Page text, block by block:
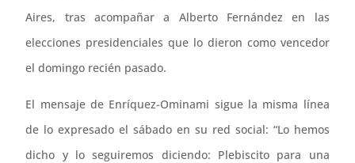
Aires, tras acompañar a Alberto Fernández en las
elecciones presidenciales que lo dieron como vencedor
el domingo recién pasado.
El mensaje de Enríquez-Ominami sigue la misma línea
de lo expresado el sábado en su red social: “Lo hemos
dicho y lo seguiremos diciendo: Plebiscito para una